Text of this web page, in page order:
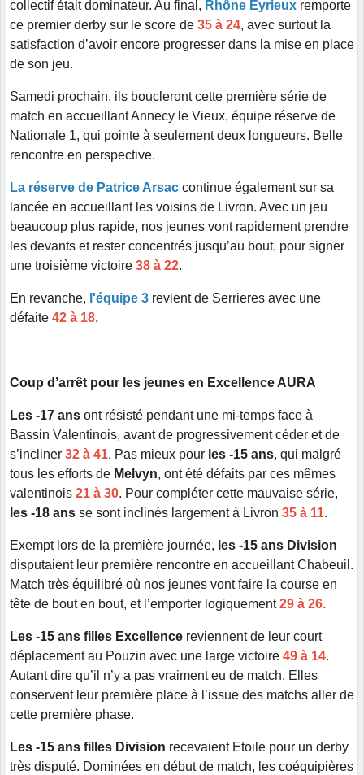
collectif était dominateur. Au final, Rhône Eyrieux remporte
ce premier derby sur le score de 35 à 24, avec surtout la
satisfaction d’avoir encore progresser dans la mise en place
de son jeu.
Samedi prochain, ils boucleront cette première série de
match en accueillant Annecy le Vieux, équipe réserve de
Nationale 1, qui pointe à seulement deux longueurs. Belle
rencontre en perspective.
La réserve de Patrice Arsac continue également sur sa
lancée en accueillant les voisins de Livron. Avec un jeu
beaucoup plus rapide, nos jeunes vont rapidement prendre
les devants et rester concentrés jusqu’au bout, pour signer
une troisième victoire 38 à 22.
En revanche, l'équipe 3 revient de Serrieres avec une
défaite 42 à 18.
Coup d’arrêt pour les jeunes en Excellence AURA
Les -17 ans ont résisté pendant une mi-temps face à
Bassin Valentinois, avant de progressivement céder et de
s’incliner 32 à 41. Pas mieux pour les -15 ans, qui malgré
tous les efforts de Melvyn, ont été défaits par ces mêmes
valentinois 21 à 30. Pour compléter cette mauvaise série,
les -18 ans se sont inclinés largement à Livron 35 à 11.
Exempt lors de la première journée, les -15 ans Division
disputaient leur première rencontre en accueillant Chabeuil.
Match très équilibré où nos jeunes vont faire la course en
tête de bout en bout, et l’emporter logiquement29 à 26.
Les -15 ans filles Excellence reviennent de leur court
déplacement au Pouzin avec une large victoire 49 à 14.
Autant dire qu’il n’y a pas vraiment eu de match. Elles
conservent leur première place à l’issue des matchs aller de
cette première phase.
Les -15 ans filles Division recevaient Etoile pour un derby
très disputé. Dominées en début de match, les coéquipières